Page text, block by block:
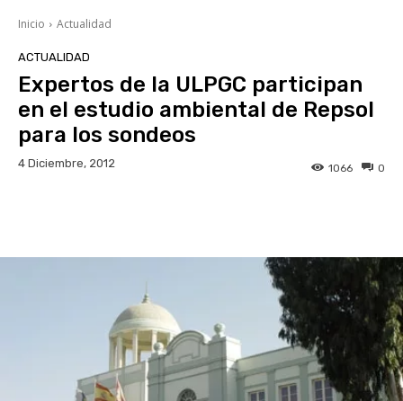
Inicio Actualidad
ACTUALIDAD
Expertos de la ULPGC participan
en el estudio ambiental de Repsol
para los sondeos
4 Diciembre, 2012 0
1066